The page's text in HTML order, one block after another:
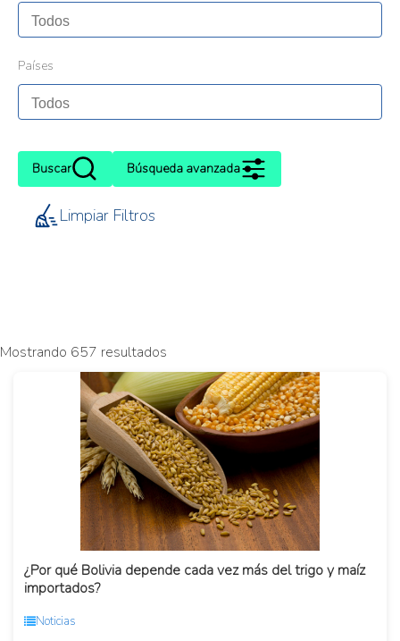
Países
Buscar Búsqueda avanzada
Limpiar Filtros
Mostrando 657 resultados
¿Por qué Bolivia depende cada vez más del trigo y maíz
importados?
Noticias